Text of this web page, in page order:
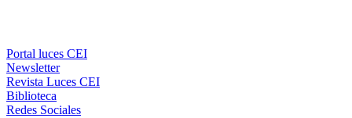
Portal luces CEI
Newsletter
Revista Luces CEI
Biblioteca
Redes Sociales